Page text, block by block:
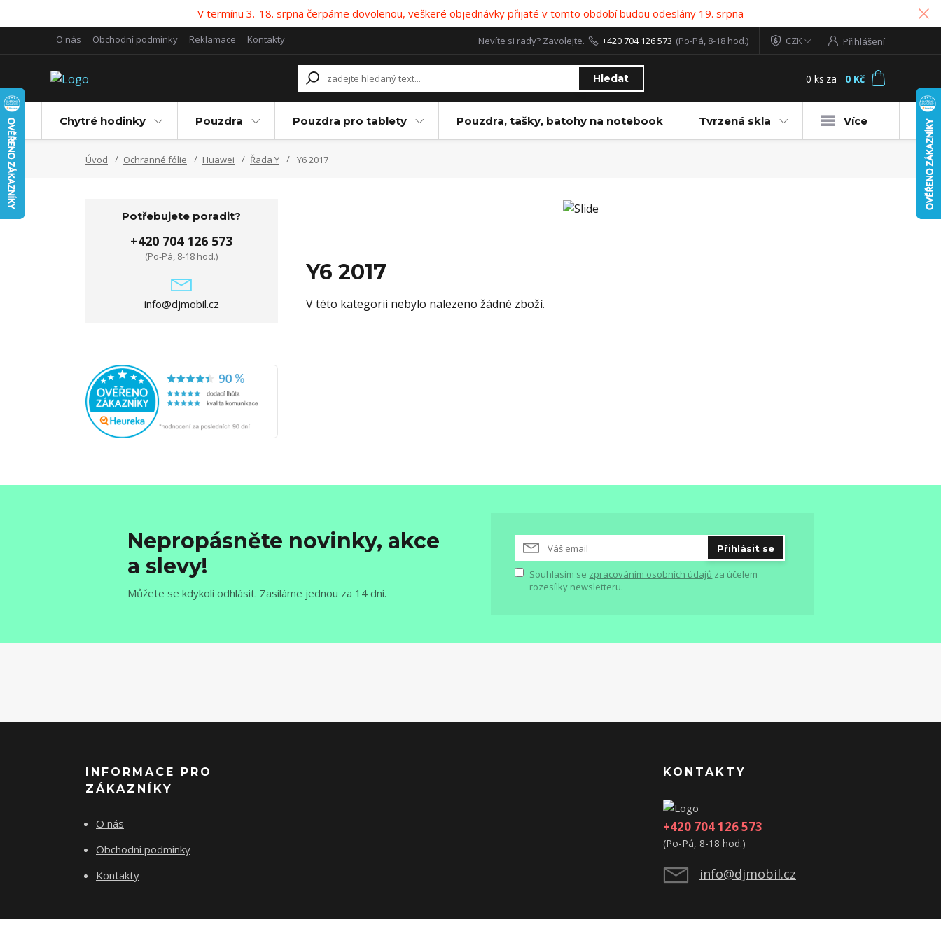
V termínu 3.-18. srpna čerpáme dovolenou, veškeré objednávky přijaté v tomto období budou odeslány 19. srpna
O nás Obchodní podmínky Reklamace Kontakty CZK Přihlášení
Hledat
Nevíte si rady? Zavolejte. +420 704 126 573 (Po-Pá, 8-18 hod.)
0 ks za 0 Kč
Chytré hodinky Pouzdra Pouzdra pro tablety Pouzdra, tašky, batohy na notebook Tvrzená skla Více
Úvod Ochranné fólie Huawei Řada Y Y6 2017
Y6 2017
V této kategorii nebylo nalezeno žádné zboží.
Potřebujete poradit?
+420 704 126 573
(Po-Pá, 8-18 hod.)
info@djmobil.cz
Nepropásněte novinky, akce
a slevy!
Můžete se kdykoli odhlásit. Zasíláme jednou za 14 dní.
Přihlásit se
Souhlasím se zpracováním osobních údajů za účelem
rozesílky newsletteru.
INFORMACE PRO
ZÁKAZNÍKY
O nás
Obchodní podmínky
Kontakty
KONTAKTY
+420 704 126 573
(Po-Pá, 8-18 hod.)
info@djmobil.cz